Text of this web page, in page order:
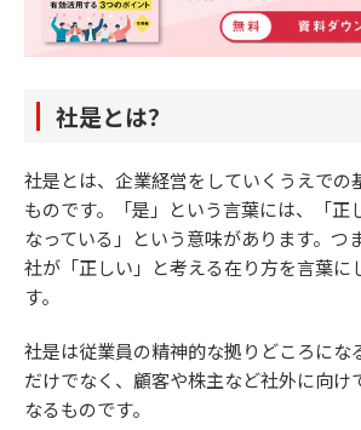
社是とは？
社是とは、企業経営をしていくうえでの
ものです。「是」という言葉には、「正
なっている」という意味があります。つ
社が「正しい」と考える在り方を言葉に
す。
社是は従業員の精神的な拠りどころにな
だけでなく、顧客や株主など社外に向け
なるものです。